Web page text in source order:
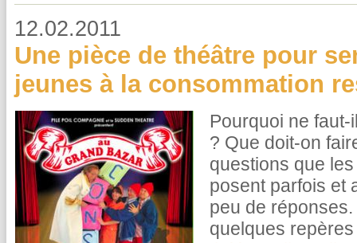
12.02.2011
Une pièce de théâtre pour
jeunes à la consommation
Pourquoi ne
? Que doit-on
questions que
posent parfois et
peu de
quelques